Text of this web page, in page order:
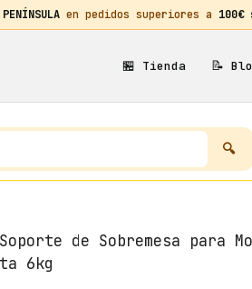
en pedidos superiores a 100€
🏪 Tienda 📝
de Sobremesa para
6kg